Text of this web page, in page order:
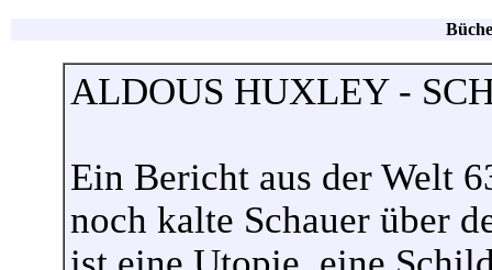
ALDOUS HUXLEY -
Ein Bericht aus der Welt
noch kalte Schauer über